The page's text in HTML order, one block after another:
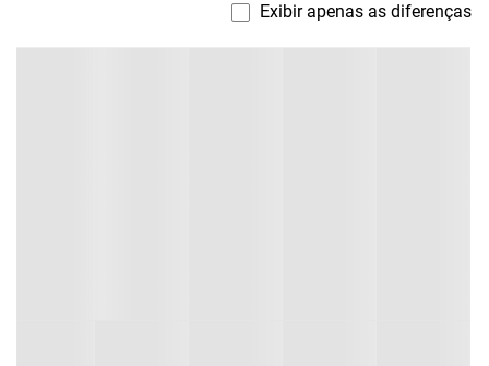
Exibir apenas as diferenças